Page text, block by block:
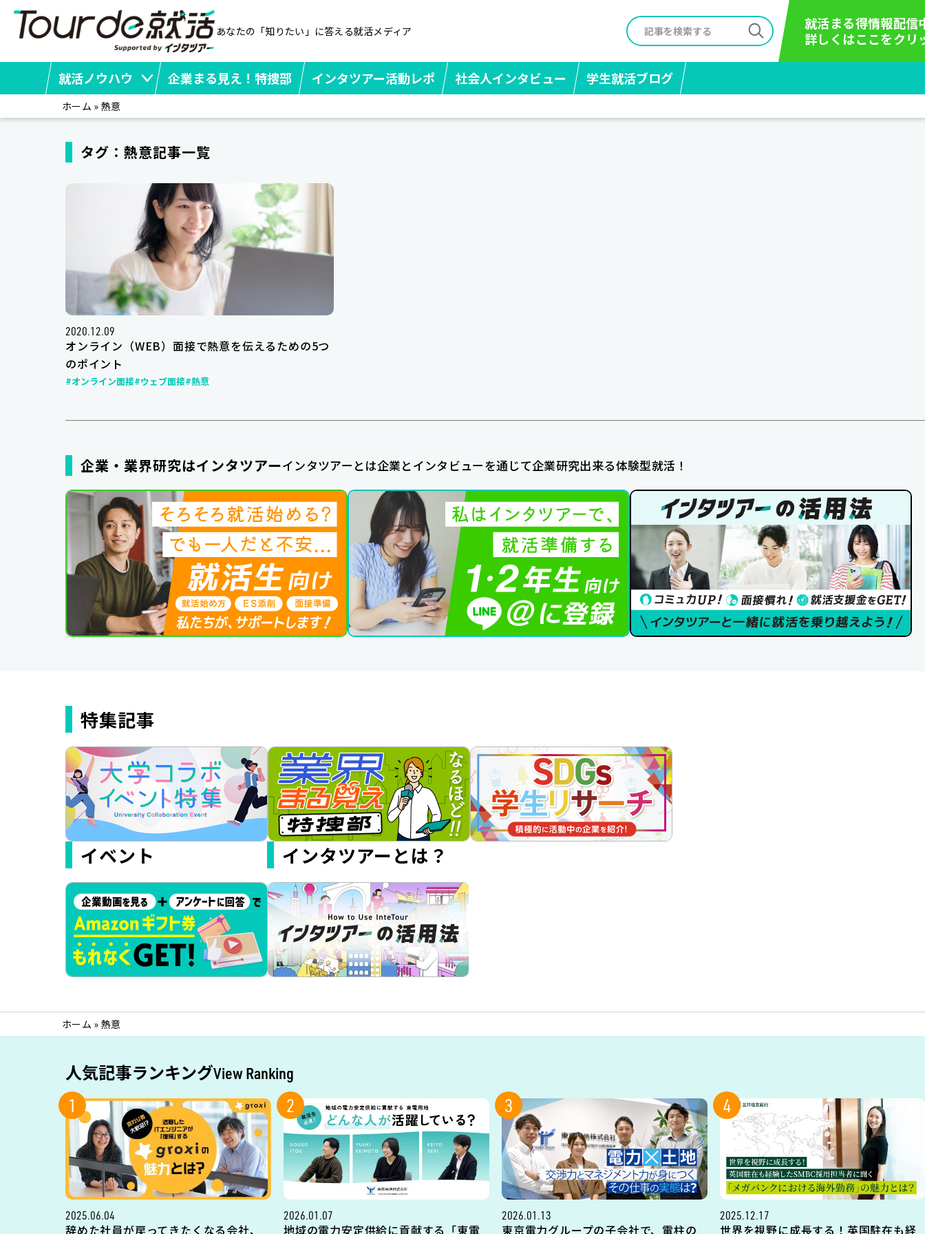
あなたの「知りたい」に答える就活メディア
就活まる得情報配信
詳しくはここをクリ
就活ノウハウ 企業まる見え！特捜部 インタツアー活動レポ 社会人インタビュー 学生就活ブログ
ホーム » 熱意
タグ：熱意記事一覧
2020.12.09
オンライン（WEB）面接で熱意を伝えるための5つ
のポイント
#オンライン面接#ウェブ面接#熱意
企業・業界研究はインタツアーインタツアーとは企業とインタビューを通じて企業研究出来る体験型就活！
特集記事
イベント インタツアーとは？
ホーム » 熱意
人気記事ランキングView Ranking
1
2025.06.04
辞めた社員が戻ってきたくなる会社、
2
2026.01.07
地域の電力安定供給に貢献する「東電
3
2026.01.13
東京電力グループの子会社で、電柱の
4
2025.12.17
世界を視野に成長する！英国駐在も経